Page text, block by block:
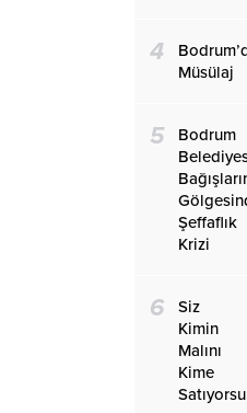
4
Müsülaj
5
Bodrum
Şeffaflık
Krizi
6
Siz
Kimin
Malını
Kime